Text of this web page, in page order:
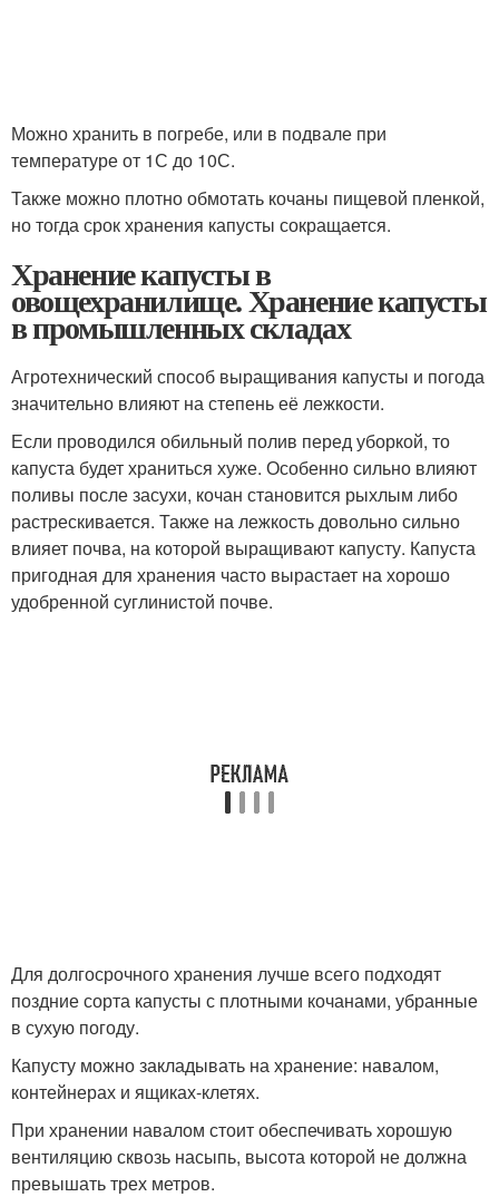
Можно хранить в погребе, или в подвале при
температуре от 1С до 10С.
Также можно плотно обмотать кочаны пищевой пленкой,
но тогда срок хранения капусты сокращается.
Хранение капусты в
овощехранилище. Хранение капусты
в промышленных складах
Агротехнический способ выращивания капусты и погода
значительно влияют на степень её лежкости.
Если проводился обильный полив перед уборкой, то
капуста будет храниться хуже. Особенно сильно влияют
поливы после засухи, кочан становится рыхлым либо
растрескивается. Также на лежкость довольно сильно
влияет почва, на которой выращивают капусту. Капуста
пригодная для хранения часто вырастает на хорошо
удобренной суглинистой почве.
Для долгосрочного хранения лучше всего подходят
поздние сорта капусты с плотными кочанами, убранные
в сухую погоду.
Капусту можно закладывать на хранение: навалом,
контейнерах и ящиках-клетях.
При хранении навалом стоит обеспечивать хорошую
вентиляцию сквозь насыпь, высота которой не должна
превышать трех метров.